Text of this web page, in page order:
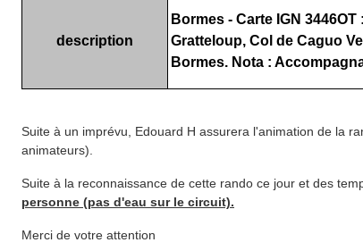
description
Bormes - Carte IGN
Gratteloup, Col de Caguo
Bormes. Nota :
Suite à un imprévu, Edouard H assurera l'animation de la
animateurs).
Suite à la reconnaissance de cette rando ce jour et des
personne (pas d'eau sur le circuit).
Merci de votre attention